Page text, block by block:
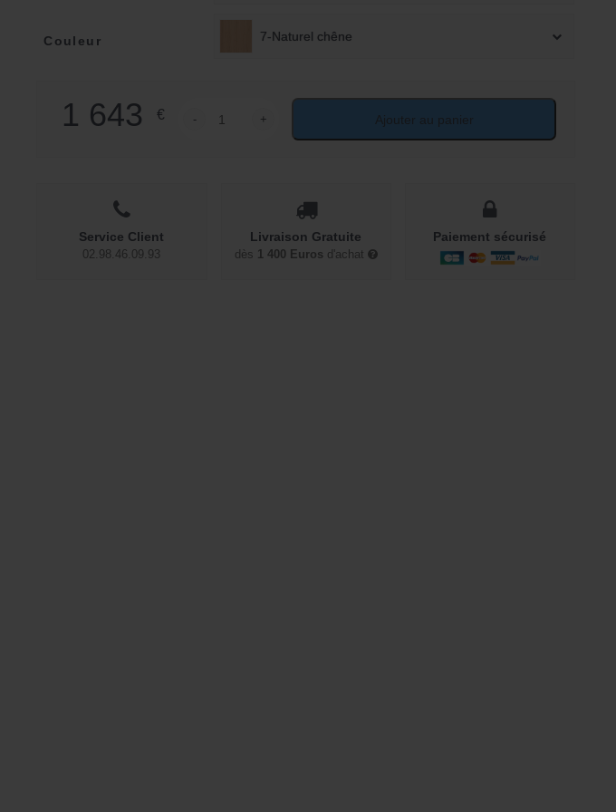
Couleur 7-Naturel chêne
1 643 € -
quantité de Lit adulte en bois massif
+ Ajouter au panier
Service Client
02.98.46.09.93
Livraison Gratuite
dès 1 400 Euros d'achat
Paiement sécurisé